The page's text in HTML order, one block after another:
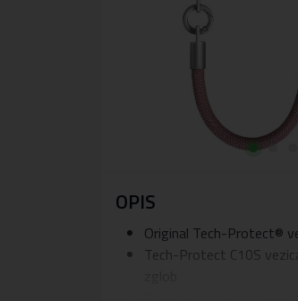
OPIS
Original Tech-Protect®
Tech-Protect C10S